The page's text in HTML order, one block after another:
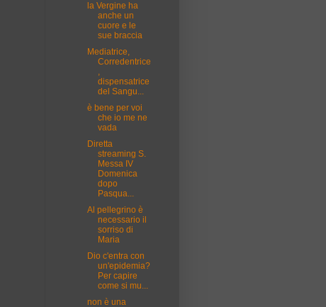
la Vergine ha
anche un
cuore e le
sue braccia
Mediatrice,
Corredentrice
,
dispensatrice
del Sangu...
è bene per voi
che io me ne
vada
Diretta
streaming S.
Messa IV
Domenica
dopo
Pasqua...
Al pellegrino è
necessario il
sorriso di
Maria
Dio c'entra con
un'epidemia?
Per capire
come si mu...
non è una